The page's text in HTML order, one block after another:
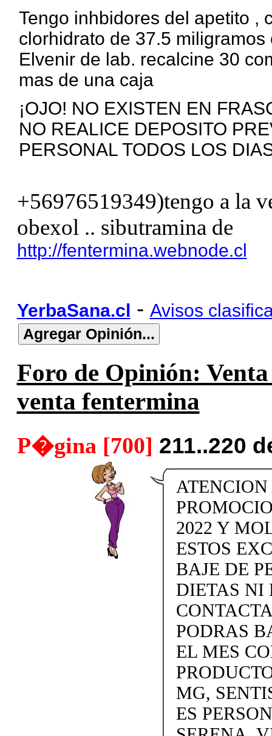
Tengo inhbidores del apetito ,
clorhidrato de 37.5
Elvenir de lab. recalcine 30
mas de una caja
¡OJO! NO EXISTEN EN
NO REALICE DEPOSITO
PERSONAL TODOS LOS
+56976519349)tengo a la
obexol .. sibutramina de
http://fentermina.webnode.cl
YerbaSana.cl - Avisos
Foro de Opinión:
venta fentermina
P�gina [700] 211..220
2022 Y
ESTOS
BAJE DE
DIETAS NI
PODRAS
EL MES
MG,
ES